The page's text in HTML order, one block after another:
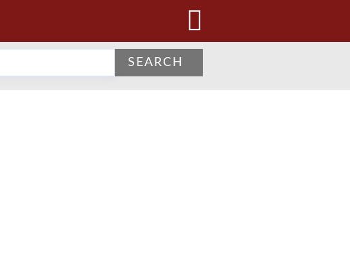
SEARCH